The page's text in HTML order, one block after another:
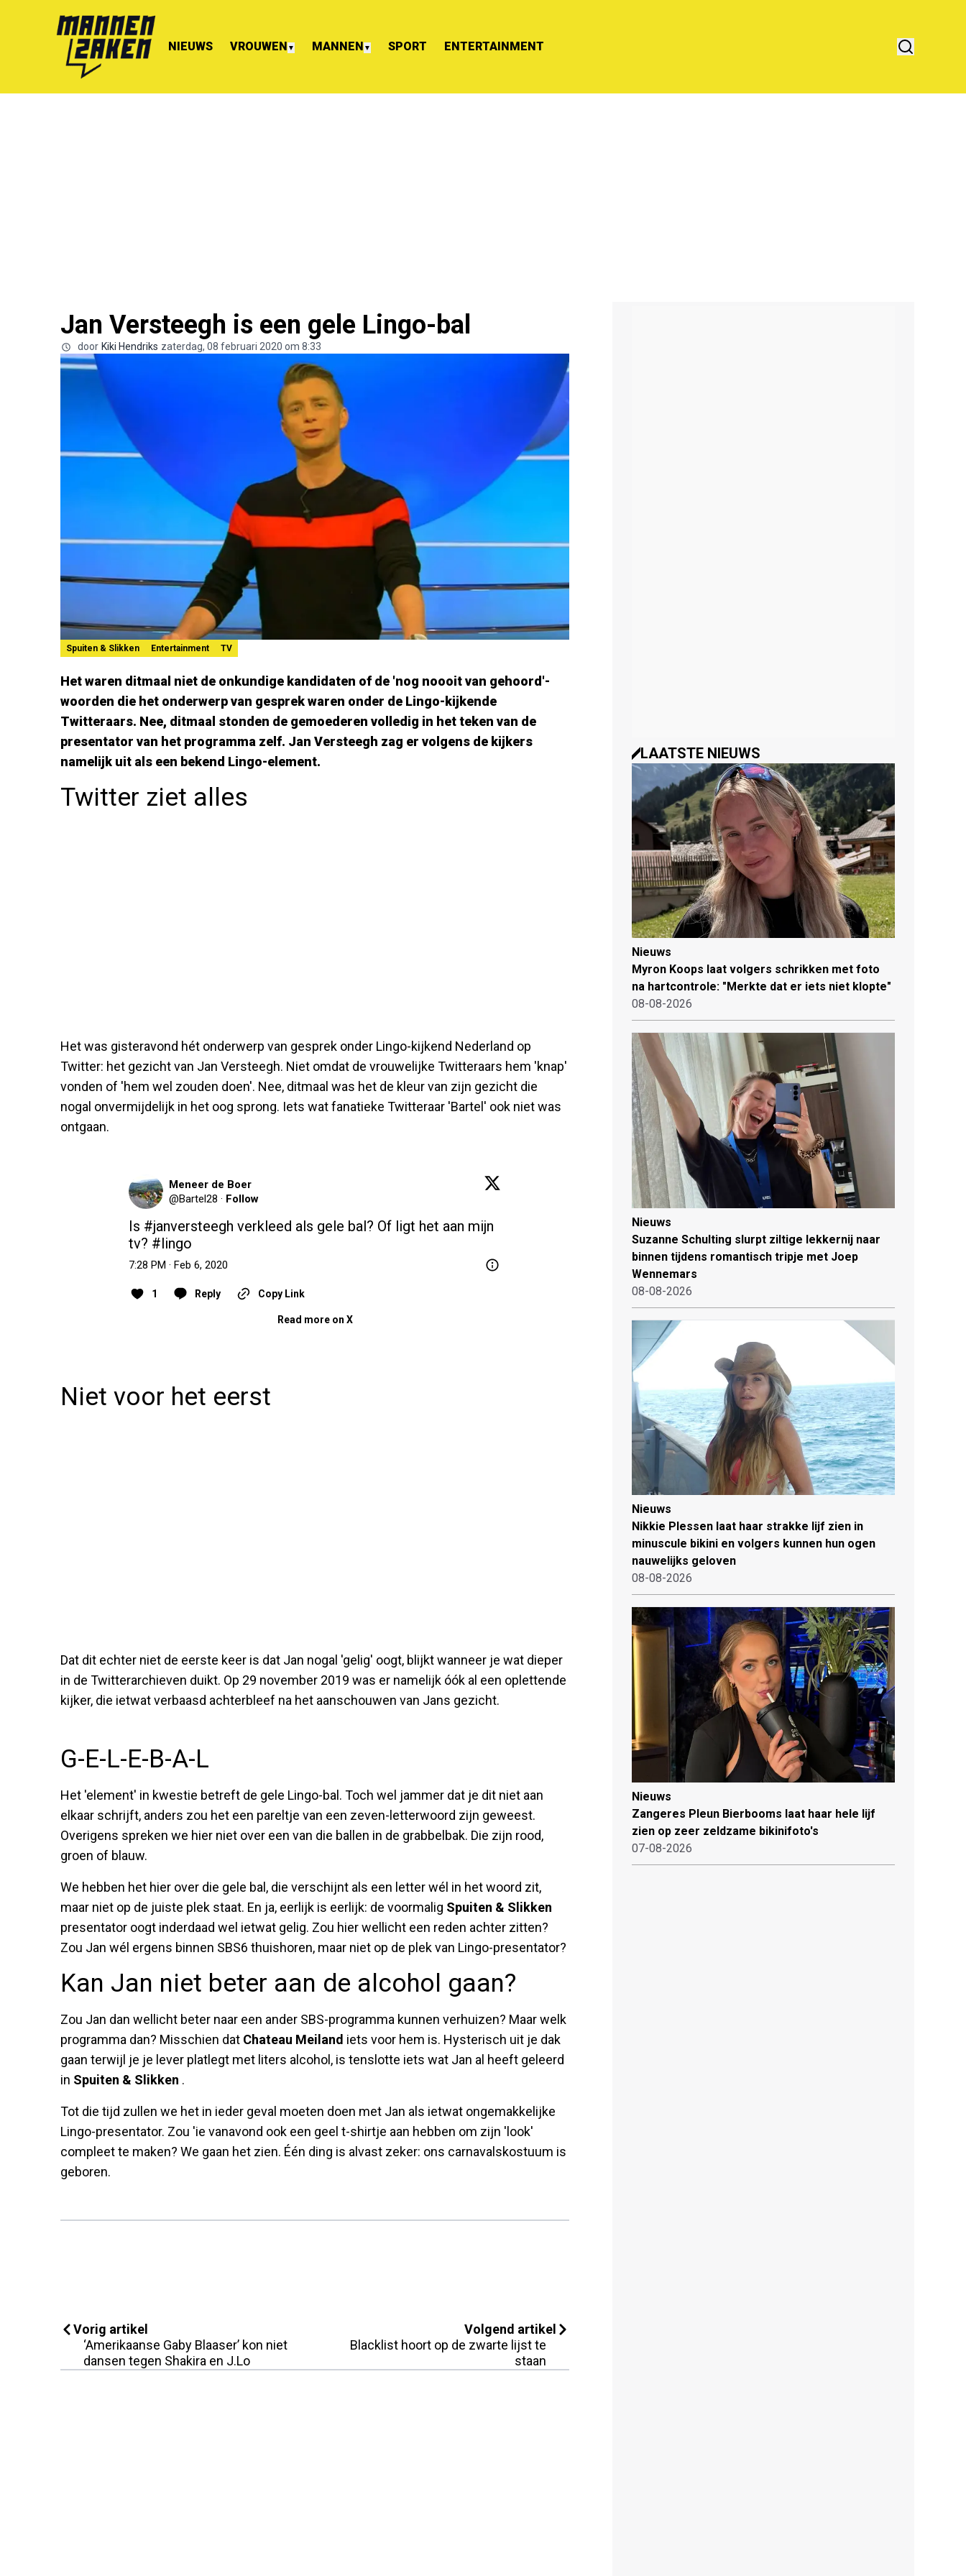
NIEUWS VROUWEN ▼ MANNEN ▼ SPORT ENTERTAINMENT
Jan Versteegh is een gele Lingo-bal
door Kiki Hendriks zaterdag, 08 februari 2020 om 8:33
Spuiten & Slikken Entertainment TV
Het waren ditmaal niet de onkundige kandidaten of de 'nog noooit van gehoord'-
woorden die het onderwerp van gesprek waren onder de Lingo-kijkende
Twitteraars. Nee, ditmaal stonden de gemoederen volledig in het teken van de
presentator van het programma zelf. Jan Versteegh zag er volgens de kijkers
namelijk uit als een bekend Lingo-element.
Twitter ziet alles
Het was gisteravond hét onderwerp van gesprek onder Lingo-kijkend Nederland op
Twitter: het gezicht van Jan Versteegh. Niet omdat de vrouwelijke Twitteraars hem 'knap'
vonden of 'hem wel zouden doen'. Nee, ditmaal was het de kleur van zijn gezicht die
nogal onvermijdelijk in het oog sprong. Iets wat fanatieke Twitteraar 'Bartel' ook niet was
ontgaan.
Meneer de Boer
@Bartel28 · Follow
Is #janversteegh verkleed als gele bal? Of ligt het aan mijn
tv? #lingo
7:28 PM · Feb 6, 2020
1 Reply Copy Link
Read more on X
Niet voor het eerst
Dat dit echter niet de eerste keer is dat Jan nogal 'gelig' oogt, blijkt wanneer je wat dieper
in de Twitterarchieven duikt. Op 29 november 2019 was er namelijk óók al een oplettende
kijker, die ietwat verbaasd achterbleef na het aanschouwen van Jans gezicht.
G-E-L-E-B-A-L
Het 'element' in kwestie betreft de gele Lingo-bal. Toch wel jammer dat je dit niet aan
elkaar schrijft, anders zou het een pareltje van een zeven-letterwoord zijn geweest.
Overigens spreken we hier niet over een van die ballen in de grabbelbak. Die zijn rood,
groen of blauw.
We hebben het hier over die gele bal, die verschijnt als een letter wél in het woord zit,
maar niet op de juiste plek staat. En ja, eerlijk is eerlijk: de voormalig Spuiten & Slikken
presentator oogt inderdaad wel ietwat gelig. Zou hier wellicht een reden achter zitten?
Zou Jan wél ergens binnen SBS6 thuishoren, maar niet op de plek van Lingo-presentator?
Kan Jan niet beter aan de alcohol gaan?
Zou Jan dan wellicht beter naar een ander SBS-programma kunnen verhuizen? Maar welk
programma dan? Misschien dat Chateau Meiland iets voor hem is. Hysterisch uit je dak
gaan terwijl je je lever platlegt met liters alcohol, is tenslotte iets wat Jan al heeft geleerd
in Spuiten & Slikken .
Tot die tijd zullen we het in ieder geval moeten doen met Jan als ietwat ongemakkelijke
Lingo-presentator. Zou 'ie vanavond ook een geel t-shirtje aan hebben om zijn 'look'
compleet te maken? We gaan het zien. Één ding is alvast zeker: ons carnavalskostuum is
geboren.
Vorig artikel
‘Amerikaanse Gaby Blaaser’ kon niet
dansen tegen Shakira en J.Lo
Volgend artikel
Blacklist hoort op de zwarte lijst te
staan
LAATSTE NIEUWS
Nieuws
Myron Koops laat volgers schrikken met foto
na hartcontrole: "Merkte dat er iets niet klopte"
08-08-2026
Nieuws
Suzanne Schulting slurpt ziltige lekkernij naar
binnen tijdens romantisch tripje met Joep
Wennemars
08-08-2026
Nieuws
Nikkie Plessen laat haar strakke lijf zien in
minuscule bikini en volgers kunnen hun ogen
nauwelijks geloven
08-08-2026
Nieuws
Zangeres Pleun Bierbooms laat haar hele lijf
zien op zeer zeldzame bikinifoto's
07-08-2026